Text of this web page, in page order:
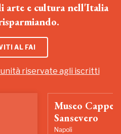
arte e cultura nell'Italia
AL FAI
riservate agli iscritti
Museo
Sansevero
Napoli